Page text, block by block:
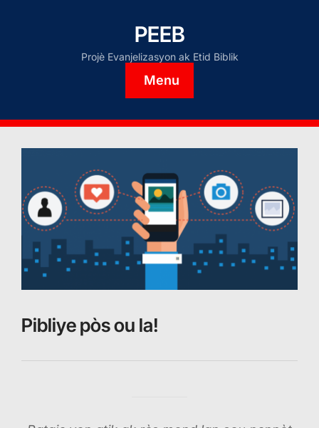
PEEB
Projè Evanjelizasyon ak Etid Biblik
Menu
Pibliye pòs ou la!